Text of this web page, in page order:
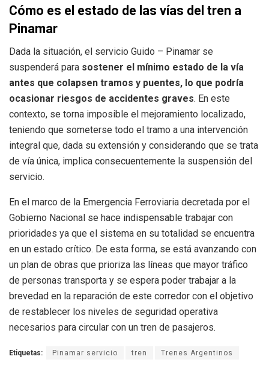
Cómo es el estado de las vías del tren a
Pinamar
Dada la situación, el servicio Guido – Pinamar se
suspenderá para sostener el mínimo estado de la vía
antes que colapsen tramos y puentes, lo que podría
ocasionar riesgos de accidentes graves. En este
contexto, se torna imposible el mejoramiento localizado,
teniendo que someterse todo el tramo a una intervención
integral que, dada su extensión y considerando que se trata
de vía única, implica consecuentemente la suspensión del
servicio.
En el marco de la Emergencia Ferroviaria decretada por el
Gobierno Nacional se hace indispensable trabajar con
prioridades ya que el sistema en su totalidad se encuentra
en un estado crítico. De esta forma, se está avanzando con
un plan de obras que prioriza las líneas que mayor tráfico
de personas transporta y se espera poder trabajar a la
brevedad en la reparación de este corredor con el objetivo
de restablecer los niveles de seguridad operativa
necesarios para circular con un tren de pasajeros.
Etiquetas: Pinamar servicio tren Trenes Argentinos